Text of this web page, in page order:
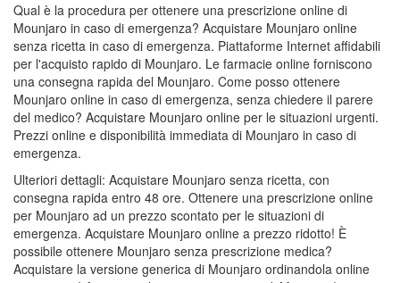
Qual è la procedura per ottenere una prescrizione online di
Mounjaro in caso di emergenza? Acquistare Mounjaro online
senza ricetta in caso di emergenza. Piattaforme Internet affidabili
per l'acquisto rapido di Mounjaro. Le farmacie online forniscono
una consegna rapida del Mounjaro. Come posso ottenere
Mounjaro online in caso di emergenza, senza chiedere il parere
del medico? Acquistare Mounjaro online per le situazioni urgenti.
Prezzi online e disponibilità immediata di Mounjaro in caso di
emergenza.
Ulteriori dettagli: Acquistare Mounjaro senza ricetta, con
consegna rapida entro 48 ore. Ottenere una prescrizione online
per Mounjaro ad un prezzo scontato per le situazioni di
emergenza. Acquistare Mounjaro online a prezzo ridotto! È
possibile ottenere Mounjaro senza prescrizione medica?
Acquistare la versione generica di Mounjaro ordinandola online